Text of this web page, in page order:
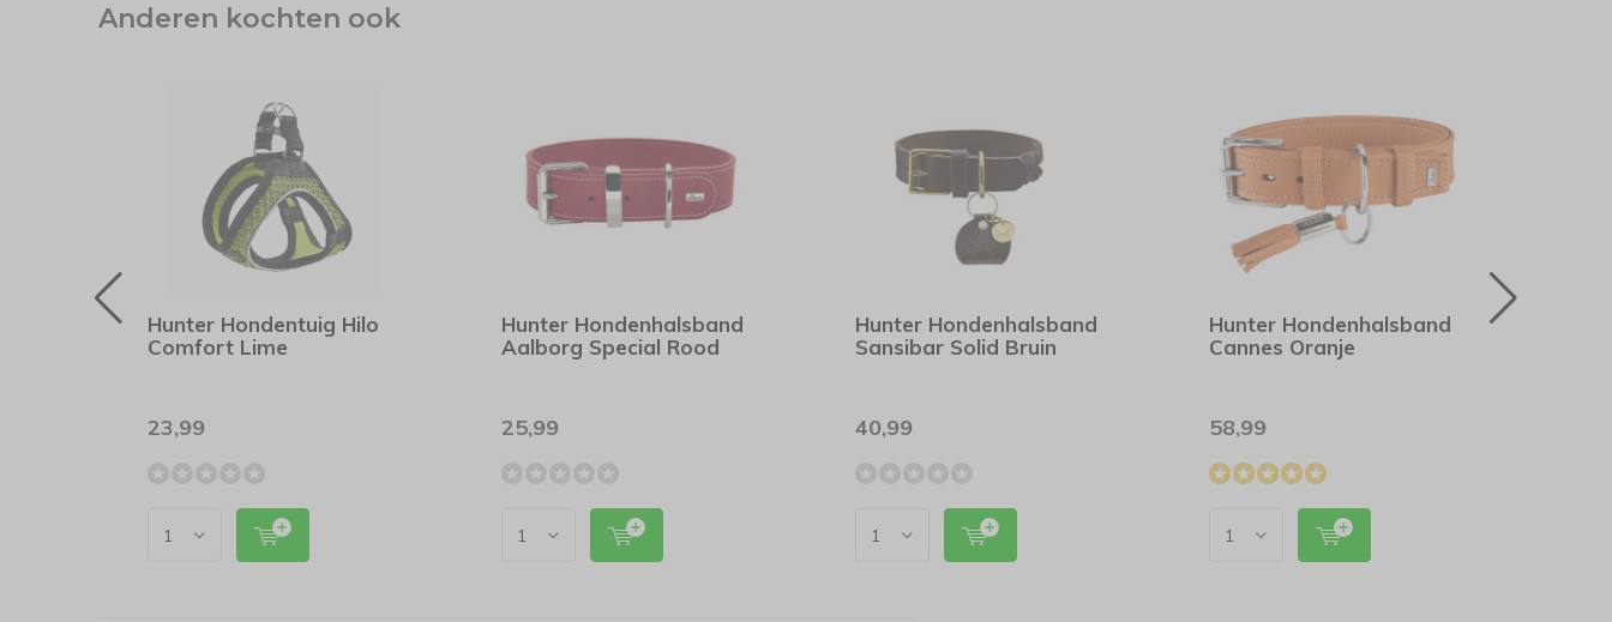
Anderen kochten ook
Hunter Hondentuig Hilo
Comfort Lime
23,99
Hunter Hondenhalsband
Aalborg Special Rood
25,99
Hunter Hondenhalsband
Sansibar Solid Bruin
40,99
Hunter Hondenhalsband
Cannes Oranje
58,99